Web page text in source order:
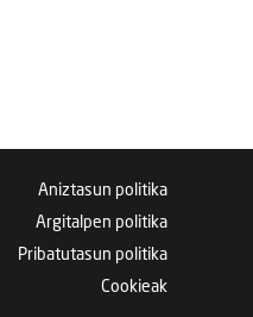
Aniztasun politika
Argitalpen politika
Pribatutasun politika
Cookieak